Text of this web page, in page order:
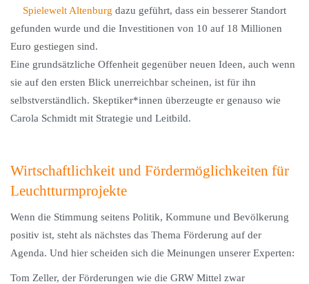
Spielewelt Altenburg dazu geführt, dass ein besserer Standort
gefunden wurde und die Investitionen von 10 auf 18 Millionen
Euro gestiegen sind.
Eine grundsätzliche Offenheit gegenüber neuen Ideen, auch wenn
sie auf den ersten Blick unerreichbar scheinen, ist für ihn
selbstverständlich. Skeptiker*innen überzeugte er genauso wie
Carola Schmidt mit Strategie und Leitbild.
Wirtschaftlichkeit und Fördermöglichkeiten für
Leuchtturmprojekte
Wenn die Stimmung seitens Politik, Kommune und Bevölkerung
positiv ist, steht als nächstes das Thema Förderung auf der
Agenda. Und hier scheiden sich die Meinungen unserer Experten:
Tom Zeller, der Förderungen wie die GRW Mittel zwar